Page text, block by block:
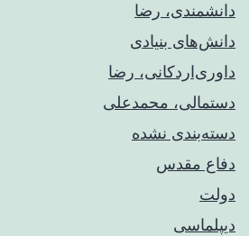
دانشمندی، رضا
دانش‌های بنیادی
داوری‌اردکانی، رضا
دستمالی، محمدعلی
دسته‌بندی نشده
دفاع مقدس
دولت
دیپلماسی